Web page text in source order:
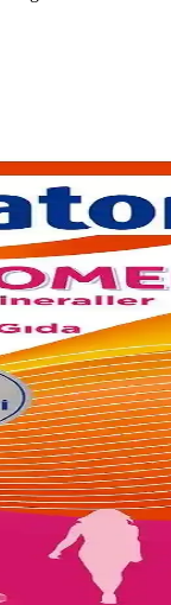
ve çeşitli fiyat
tercihlerin önemi
ve ürünlerin
ve parlak
önerilerle